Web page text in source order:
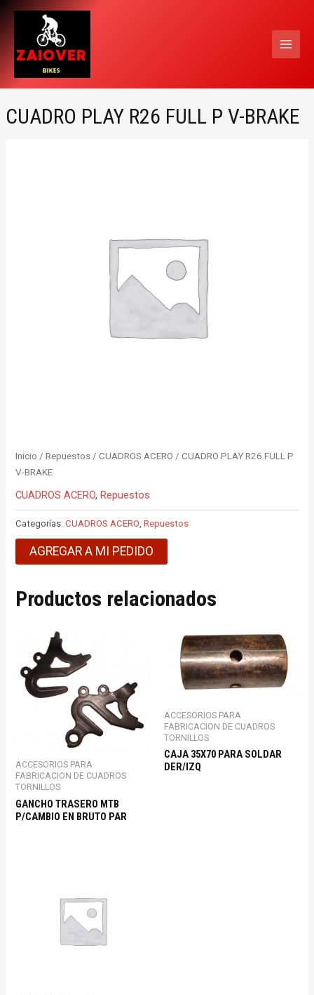
contenido
CUADRO PLAY R26 FULL P V-BRAKE
Inicio /Repuestos /CUADROS ACERO / CUADRO PLAY R26 FULL P
V-BRAKE
CUADROS ACERO,Repuestos
Categorías:CUADROS ACERO ,Repuestos
AGREGAR A MI PEDIDO
Productos relacionados
ACCESORIOS PARA
FABRICACION DE CUADROS
TORNILLOS
GANCHO TRASERO MTB
P/CAMBIO EN BRUTO PAR
ACCESORIOS PARA
FABRICACION DE CUADROS
TORNILLOS
CAJA 35X70 PARA SOLDAR
DER/IZQ